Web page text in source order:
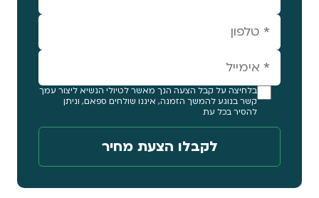
בלחיצה על קבל הצעה הנך מאשר לטיולי הנשיא ליצור עמך
קשר בנוגע להמשך הזמנה, איננו שולחים ספאם, וניתן
להסיר בכל עת